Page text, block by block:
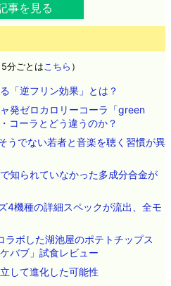
事を見る
分ごとはこちら ）
「逆フリン効果」とは？
発ゼロカロリーコーラ「green
コーラとどう違うのか？
うでない若者と音楽を聴く習慣が異
知られていなかった多成分合金が
4機種の詳細スペックが流出、全モ
ラボした湖池屋のポテトチップス
バブ」試食レビュー
して進化した可能性